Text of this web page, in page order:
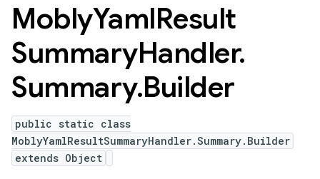
MoblyYamlResult
SummaryHandler.
Summary.Builder
public static class
MoblyYamlResultSummaryHandler.Summary.Builder
extends Object